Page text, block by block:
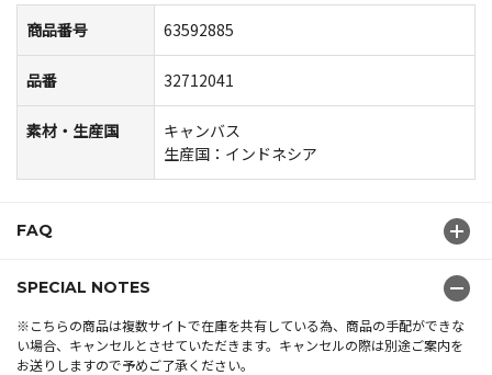
商品番号 63592885
品番 32712041
素材・生産国
キャンバス
生産国：インドネシア
FAQ
SPECIAL NOTES
※こちらの商品は複数サイトで在庫を共有している為、商品の手配ができな
い場合、キャンセルとさせていただきます。キャンセルの際は別途ご案内を
お送りしますので予めご了承ください。